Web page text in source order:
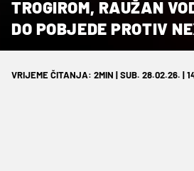
TROGIROM, RAUŽAN
DO POBJEDE PROTIV
VRIJEME ČITANJA: 2MIN | SUB. 28.02.26. |